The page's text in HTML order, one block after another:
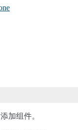
加组件。